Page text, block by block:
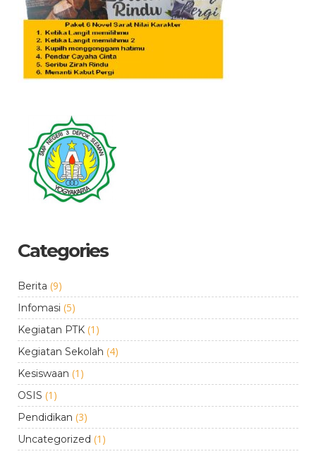
Categories
Berita (9)
Infomasi (5)
Kegiatan PTK (1)
Kegiatan Sekolah (4)
Kesiswaan (1)
OSIS (1)
Pendidikan (3)
Uncategorized (1)